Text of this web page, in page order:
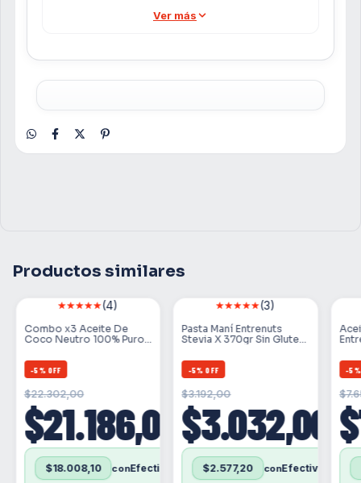
Ver más
Productos similares
(4)
Combo x3 Aceite De
Coco Neutro 100% Puro
-5% OFF
$21.186,00
$22.302,00
$18.008,10 con
(3)
Pasta Maní Entrenuts
Stevia X 370gr Sin Gluten
-5% OFF
$3.032,00
$3.192,00
$2.577,20 con
-5